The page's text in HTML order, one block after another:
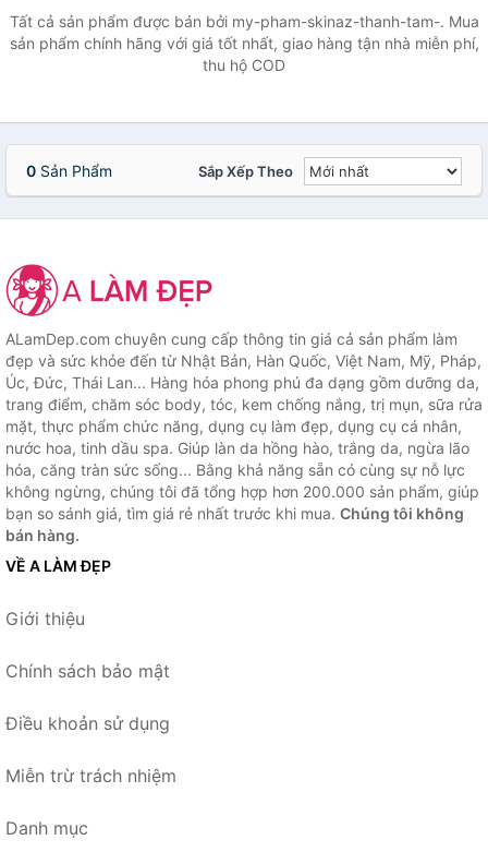
Shop
Tất cả sản phẩm được bán bởi my-pham-skinaz-thanh-tam-. Mua
sản phẩm chính hãng với giá tốt nhất, giao hàng tận nhà miễn phí,
thu hộ COD
0 Sản Phẩm Sắp Xếp Theo
ALamDep.com chuyên cung cấp thông tin giá cả sản phẩm làm
đẹp và sức khỏe đến từ Nhật Bản, Hàn Quốc, Việt Nam, Mỹ, Pháp,
Úc, Đức, Thái Lan... Hàng hóa phong phú đa dạng gồm dưỡng da,
trang điểm, chăm sóc body, tóc, kem chống nắng, trị mụn, sữa rửa
mặt, thực phẩm chức năng, dụng cụ làm đẹp, dụng cụ cá nhân,
nước hoa, tinh dầu spa. Giúp làn da hồng hào, trắng da, ngừa lão
hóa, căng tràn sức sống... Bằng khả năng sẵn có cùng sự nỗ lực
không ngừng, chúng tôi đã tổng hợp hơn 200.000 sản phẩm, giúp
bạn so sánh giá, tìm giá rẻ nhất trước khi mua. Chúng tôi không
bán hàng.
VỀ A LÀM ĐẸP
Giới thiệu
Chính sách bảo mật
Điều khoản sử dụng
Miễn trừ trách nhiệm
Danh mục